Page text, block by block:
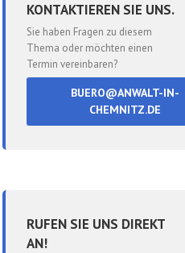
KONTAKTIEREN SIE UNS.
Sie haben Fragen zu diesem
Thema oder möchten einen
Termin vereinbaren?
BUERO@ANWALT-IN-
CHEMNITZ.DE
RUFEN SIE UNS DIREKT
AN!